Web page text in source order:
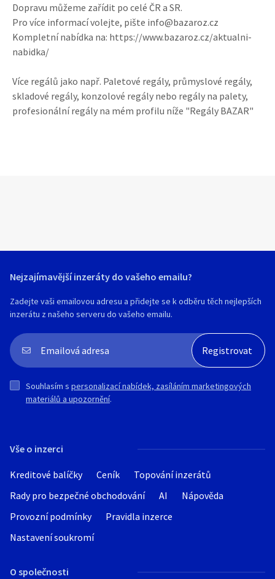
Dopravu můžeme zařídit po celé ČR a SR.
Pro více informací volejte, pište info@bazaroz.cz
Kompletní nabídka na: https://www.bazaroz.cz/aktualni-
nabidka/
Více regálů jako např. Paletové regály, průmyslové regály,
skladové regály, konzolové regály nebo regály na palety,
profesionální regály na mém profilu níže "Regály BAZAR"
Vše o inzerci
Kreditové balíčky Ceník
Topování inzerátů
Rady pro bezpečné obchodování
AI
Nápověda
Provozní podmínky
Pravidla inzerce
Nastavení soukromí
O společnosti
Nejzajímavější inzeráty do vašeho emailu?
Zadejte vaši emailovou adresu a přidejte se k odběru těch nejlepších
inzerátu z našeho serveru do vašeho emailu.
Souhlasím s personalizací nabídek, zasíláním marketingových
materiálů a upozornění.